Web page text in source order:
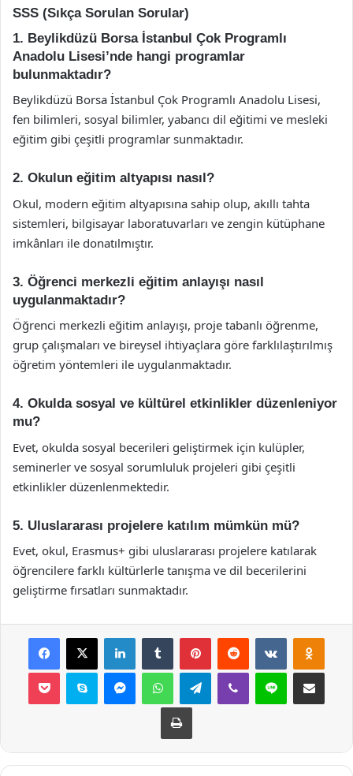
SSS (Sıkça Sorulan Sorular)
1. Beylikdüzü Borsa İstanbul Çok Programlı
Anadolu Lisesi’nde hangi programlar
bulunmaktadır?
Beylikdüzü Borsa İstanbul Çok Programlı Anadolu Lisesi,
fen bilimleri, sosyal bilimler, yabancı dil eğitimi ve mesleki
eğitim gibi çeşitli programlar sunmaktadır.
2. Okulun eğitim altyapısı nasıl?
Okul, modern eğitim altyapısına sahip olup, akıllı tahta
sistemleri, bilgisayar laboratuvarları ve zengin kütüphane
imkânları ile donatılmıştır.
3. Öğrenci merkezli eğitim anlayışı nasıl
uygulanmaktadır?
Öğrenci merkezli eğitim anlayışı, proje tabanlı öğrenme,
grup çalışmaları ve bireysel ihtiyaçlara göre farklılaştırılmış
öğretim yöntemleri ile uygulanmaktadır.
4. Okulda sosyal ve kültürel etkinlikler düzenleniyor
mu?
Evet, okulda sosyal becerileri geliştirmek için kulüpler,
seminerler ve sosyal sorumluluk projeleri gibi çeşitli
etkinlikler düzenlenmektedir.
5. Uluslararası projelere katılım mümkün mü?
Evet, okul, Erasmus+ gibi uluslararası projelere katılarak
öğrencilere farklı kültürlerle tanışma ve dil becerilerini
geliştirme fırsatları sunmaktadır.
Facebook
X LinkedInTumblr PinterestReddit VKontakte
Pocket Skype MessengerWhatsAppTelegramViber Line E-Posta ile
Yazdır